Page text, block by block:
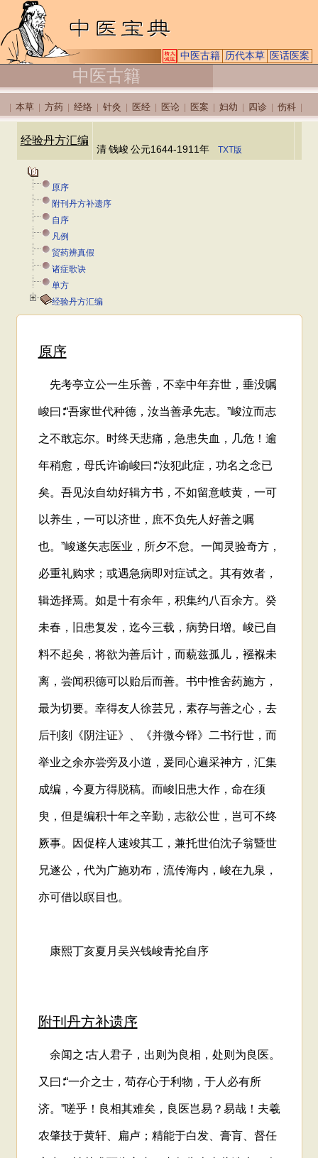
中医古籍 历代本草 医话医案
中医古籍
本草 方药 经络 针灸 医经 医论 医案 妇幼 四诊 伤科
经验丹方汇编
清 钱峻 公元1644-1911年 TXT版
原序
附刊丹方补遗序
自序
凡例
贸药辨真假
诸症歌诀
单方
经验丹方汇编